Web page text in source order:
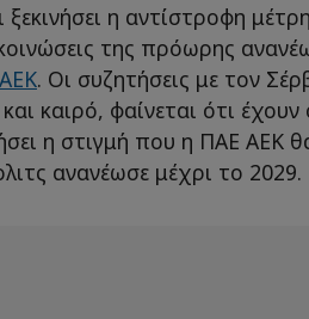
ξεκινήσει η αντίστροφη
της πρόωρης
ΑΕΚ. Οι συζητήσεις με τον
καιρό, φαίνεται ότι
η στιγμή που η ΠΑΕ ΑΕΚ
ανανέωσε μέχρι το 2029.